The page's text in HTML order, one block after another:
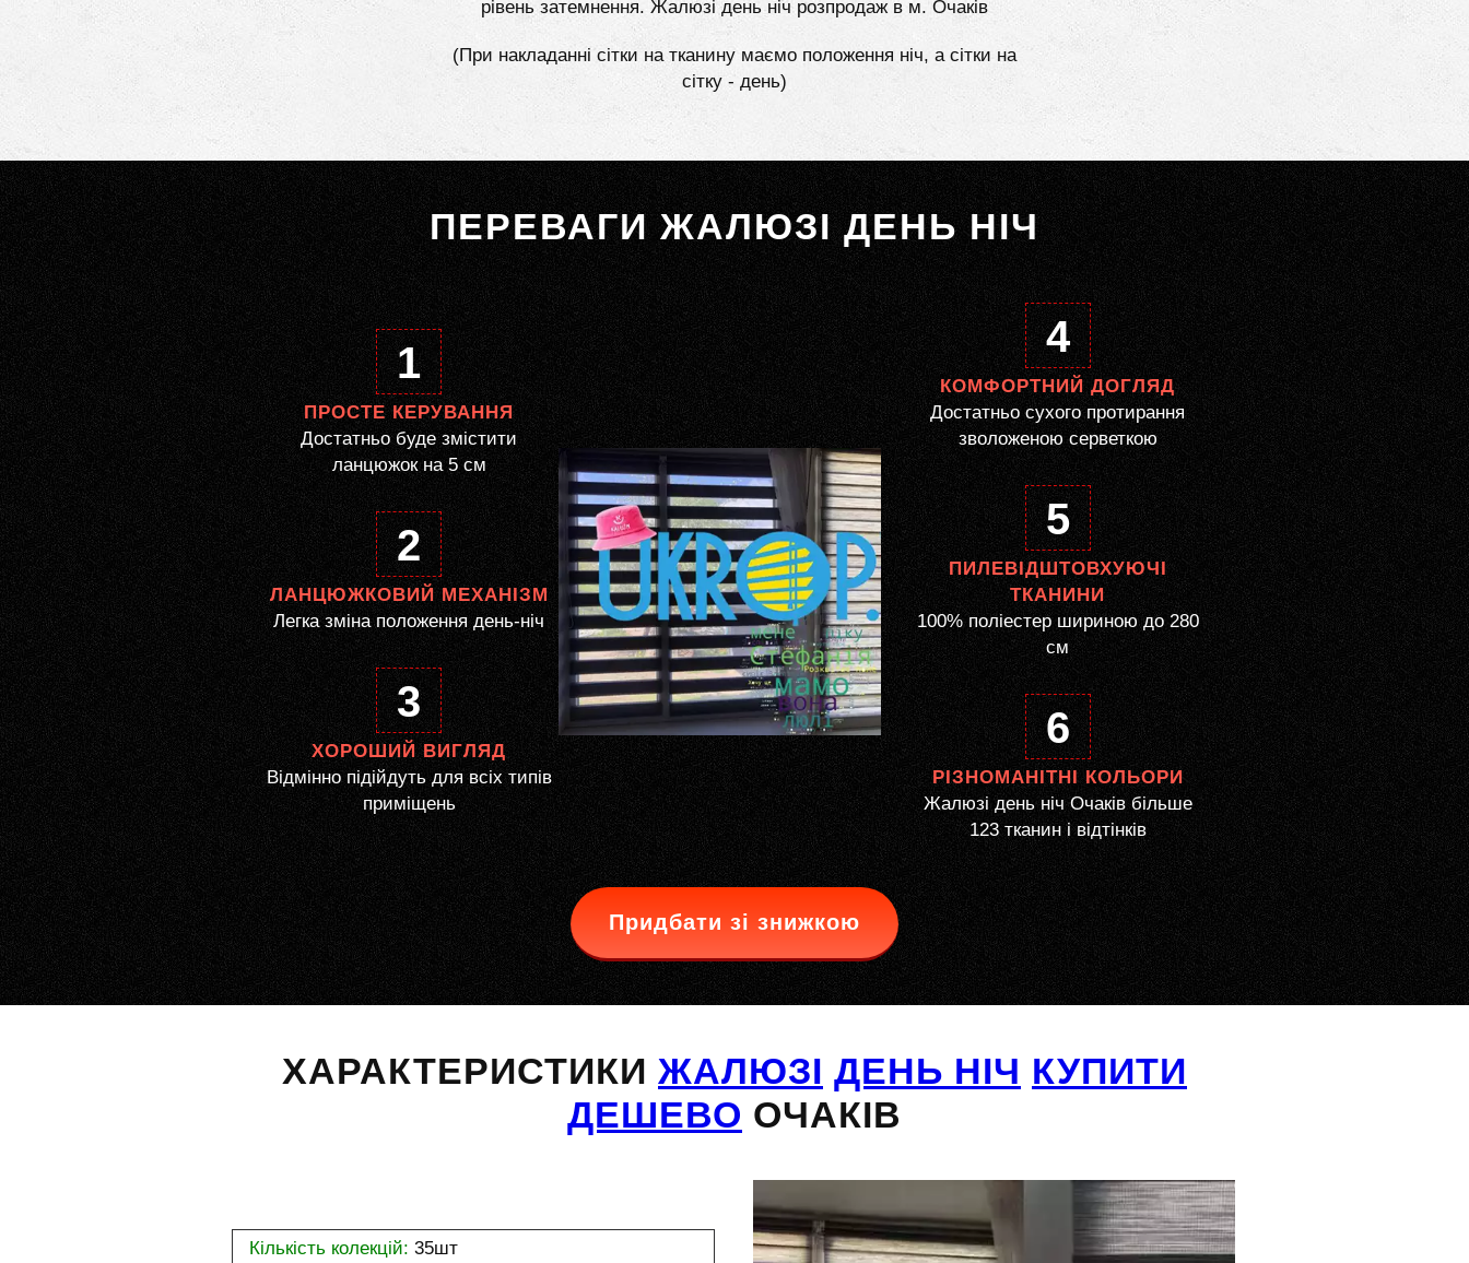
рівень затемнення. Жалюзі день ніч розпродаж в м. Очаків
(При накладанні сітки на тканину маємо положення ніч, а сітки на
сітку - день)
ПЕРЕВАГИ ЖАЛЮЗІ ДЕНЬ НІЧ
1
ПРОСТЕ КЕРУВАННЯ
Достатньо буде змістити
ланцюжок на 5 см
2
ЛАНЦЮЖКОВИЙ МЕХАНІЗМ
Легка зміна положення день-ніч
3
ХОРОШИЙ ВИГЛЯД
Відмінно підійдуть для всіх типів
приміщень
4
КОМФОРТНИЙ ДОГЛЯД
Достатньо сухого протирання
зволоженою серветкою
5
ПИЛЕВІДШТОВХУЮЧІ
ТКАНИНИ
100% поліестер шириною до 280
см
6
РІЗНОМАНІТНІ КОЛЬОРИ
Жалюзі день ніч Очаків більше
123 тканин і відтінків
Придбати зі знижкою
ХАРАКТЕРИСТИКИ ЖАЛЮЗІ ДЕНЬ НІЧ КУПИТИ
ДЕШЕВО ОЧАКІВ
Кількість колекцій: 35шт